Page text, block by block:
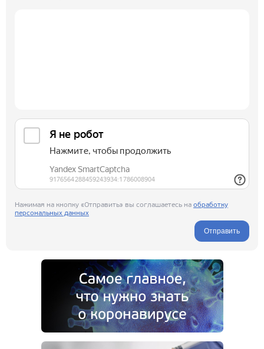
Нажимая на кнопку «Отправить» вы соглашаетесь на обработку
персональных данных
Отправить